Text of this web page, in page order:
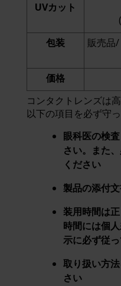
UVカット
包装
販売品
価格
コンタクトレンズは
以下の項目を必ず守
眼科医の検
さい。また
ください
製品の添付
装用時間は
時間には個
示に必ず従っ
取り扱い方
さい